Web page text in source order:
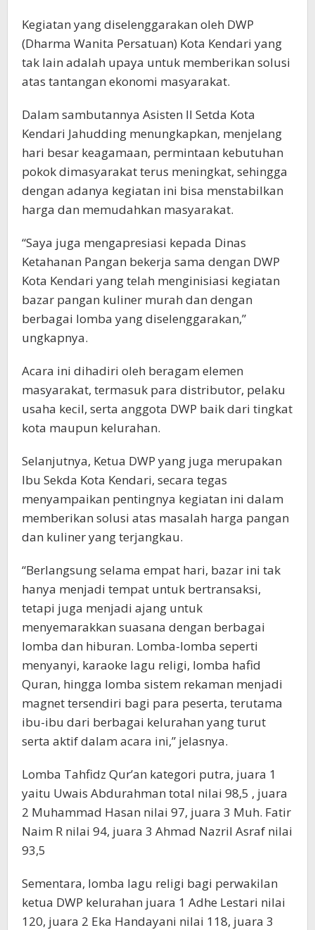
Kegiatan yang diselenggarakan oleh DWP
(Dharma Wanita Persatuan) Kota Kendari yang
tak lain adalah upaya untuk memberikan solusi
atas tantangan ekonomi masyarakat.
Dalam sambutannya Asisten II Setda Kota
Kendari Jahudding menungkapkan, menjelang
hari besar keagamaan, permintaan kebutuhan
pokok dimasyarakat terus meningkat, sehingga
dengan adanya kegiatan ini bisa menstabilkan
harga dan memudahkan masyarakat.
“Saya juga mengapresiasi kepada Dinas
Ketahanan Pangan bekerja sama dengan DWP
Kota Kendari yang telah menginisiasi kegiatan
bazar pangan kuliner murah dan dengan
berbagai lomba yang diselenggarakan,”
ungkapnya.
Acara ini dihadiri oleh beragam elemen
masyarakat, termasuk para distributor, pelaku
usaha kecil, serta anggota DWP baik dari tingkat
kota maupun kelurahan.
Selanjutnya, Ketua DWP yang juga merupakan
Ibu Sekda Kota Kendari, secara tegas
menyampaikan pentingnya kegiatan ini dalam
memberikan solusi atas masalah harga pangan
dan kuliner yang terjangkau.
“Berlangsung selama empat hari, bazar ini tak
hanya menjadi tempat untuk bertransaksi,
tetapi juga menjadi ajang untuk
menyemarakkan suasana dengan berbagai
lomba dan hiburan. Lomba-lomba seperti
menyanyi, karaoke lagu religi, lomba hafid
Quran, hingga lomba sistem rekaman menjadi
magnet tersendiri bagi para peserta, terutama
ibu-ibu dari berbagai kelurahan yang turut
serta aktif dalam acara ini,” jelasnya.
Lomba Tahfidz Qur’an kategori putra, juara 1
yaitu Uwais Abdurahman total nilai 98,5 , juara
2 Muhammad Hasan nilai 97, juara 3 Muh. Fatir
Naim R nilai 94, juara 3 Ahmad Nazril Asraf nilai
93,5
Sementara, lomba lagu religi bagi perwakilan
ketua DWP kelurahan juara 1 Adhe Lestari nilai
120, juara 2 Eka Handayani nilai 118, juara 3